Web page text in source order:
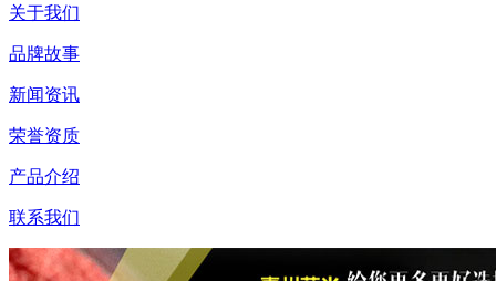
关于我们
品牌故事
新闻资讯
荣誉资质
产品介绍
联系我们